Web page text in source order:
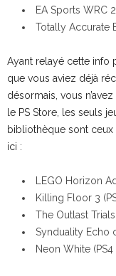
EA Sports WRC
Totally Accurate
Ayant relayé cette info
que vous aviez déjà
désormais, vous
le PS Store, les seuls
bibliothèque sont
ici :
LEGO Horizon
Killing Floor 3
The Outlast
Synduality Echo
Neon White (PS4